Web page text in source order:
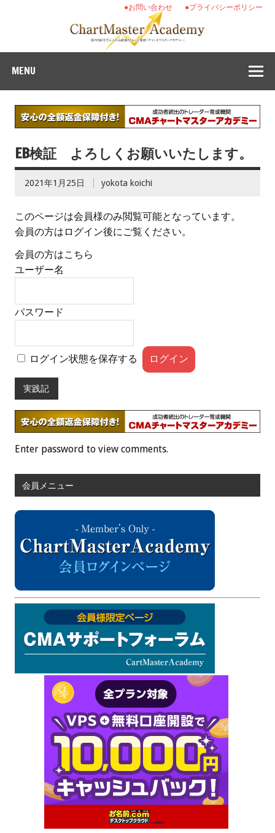
●プライバシーポリシー
●お問い合わせ
MENU
EB検証 よろしくお願いいたします。
2021年1月25日 yokota koichi
このページは会員様のみ閲覧可能となっています。
会員の方はログイン後にご覧ください。
会員の方はこちら
ユーザー名
パスワード
ログイン状態を保存する
実践記
Enter password to view comments.
会員メニュー